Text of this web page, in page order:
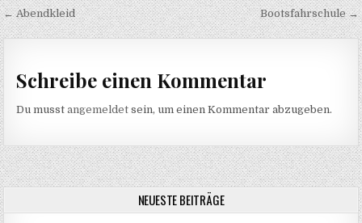
Beitragsnavigation
← Abendkleid Bootsfahrschule →
Schreibe einen Kommentar
Du musstangemeldet sein, um einen Kommentar abzugeben.
NEUESTE BEITRÄGE